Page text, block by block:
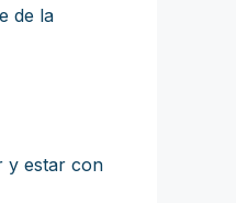
de la
y estar con